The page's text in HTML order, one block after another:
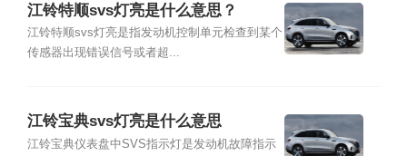
江铃特顺svs灯亮是什么意思？
江铃特顺svs灯亮是指发动机控制单元检查到某个
传感器出现错误信号或者超...
江铃宝典svs灯亮是什么意思
江铃宝典仪表盘中SVS指示灯是发动机故障指示